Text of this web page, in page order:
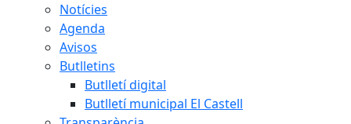
Notícies
Agenda
Avisos
Butlletins
Butlletí digital
Butlletí municipal El Castell